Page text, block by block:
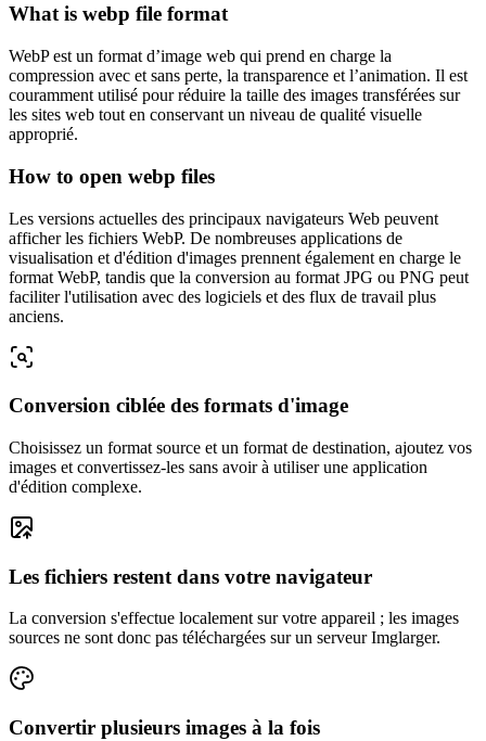
What is webp file format
WebP est un format d’image web qui prend en charge la
compression avec et sans perte, la transparence et l’animation. Il est
couramment utilisé pour réduire la taille des images transférées sur
les sites web tout en conservant un niveau de qualité visuelle
approprié.
How to open webp files
Les versions actuelles des principaux navigateurs Web peuvent
afficher les fichiers WebP. De nombreuses applications de
visualisation et d'édition d'images prennent également en charge le
format WebP, tandis que la conversion au format JPG ou PNG peut
faciliter l'utilisation avec des logiciels et des flux de travail plus
anciens.
Conversion ciblée des formats d'image
Choisissez un format source et un format de destination, ajoutez vos
images et convertissez-les sans avoir à utiliser une application
d'édition complexe.
Les fichiers restent dans votre navigateur
La conversion s'effectue localement sur votre appareil ; les images
sources ne sont donc pas téléchargées sur un serveur Imglarger.
Convertir plusieurs images à la fois